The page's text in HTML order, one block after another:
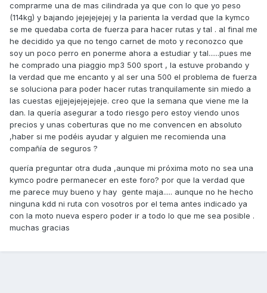
comprarme una de mas cilindrada ya que con lo que yo peso
(114kg) y bajando jejejejejej y la parienta la verdad que la kymco
se me quedaba corta de fuerza para hacer rutas y tal . al final me
he decidido ya que no tengo carnet de moto y reconozco que
soy un poco perro en ponerme ahora a estudiar y tal......pues me
he comprado una piaggio mp3 500 sport , la estuve probando y
la verdad que me encanto y al ser una 500 el problema de fuerza
se soluciona para poder hacer rutas tranquilamente sin miedo a
las cuestas ejjejejejejejeje. creo que la semana que viene me la
dan. la quería asegurar a todo riesgo pero estoy viendo unos
precios y unas coberturas que no me convencen en absoluto
,haber si me podéis ayudar y alguien me recomienda una
compañía de seguros ?
quería preguntar otra duda ,aunque mi próxima moto no sea una
kymco podre permanecer en este foro? por que la verdad que
me parece muy bueno y hay gente maja..... aunque no he hecho
ninguna kdd ni ruta con vosotros por el tema antes indicado ya
con la moto nueva espero poder ir a todo lo que me sea posible .
muchas gracias